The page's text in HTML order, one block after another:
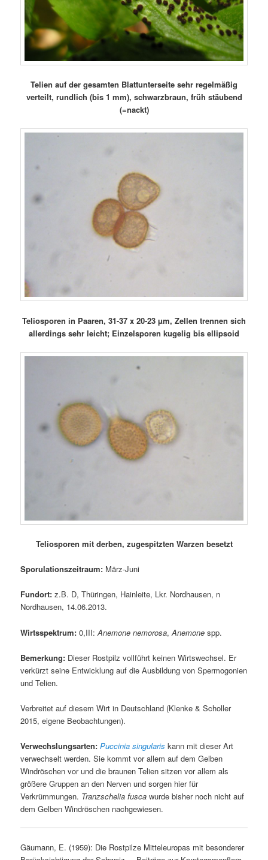
Telien auf der gesamten Blattunterseite sehr regelmäßig
verteilt, rundlich (bis 1 mm), schwarzbraun, früh stäubend
(=nackt)
Teliosporen in Paaren, 31-37 x 20-23 µm, Zellen trennen sich
allerdings sehr leicht; Einzelsporen kugelig bis ellipsoid
Teliosporen mit derben, zugespitzten Warzen besetzt
Sporulationszeitraum: März-Juni
Fundort: z.B. D, Thüringen, Hainleite, Lkr. Nordhausen, n
Nordhausen, 14.06.2013.
Wirtsspektrum:0,III:Anemone nemorosa,Anemone spp.
Bemerkung: Dieser Rostpilz vollführt keinen Wirtswechsel. Er
verkürzt seine Entwicklung auf die Ausbildung von Spermogonien
und Telien.
Verbreitet auf diesem Wirt in Deutschland (Klenke & Scholler
2015, eigene Beobachtungen).
Verwechslungsarten: Puccinia singularis kann mit dieser Art
verwechselt werden. Sie kommt vor allem auf dem Gelben
Windröschen vor und die braunen Telien sitzen vor allem als
größere Gruppen an den Nerven und sorgen hier für
Verkrümmungen. Tranzschelia fusca wurde bisher noch nicht auf
dem Gelben Windröschen nachgewiesen.
Gäumann, E. (1959): Die Rostpilze Mitteleuropas mit besonderer